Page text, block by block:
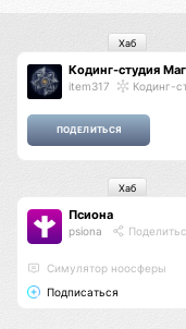
Кодинг-студия
item317 Кодинг-студия
Хаб
Псиона
psiona
Cимулятор ноосферы
Подписаться
Хаб